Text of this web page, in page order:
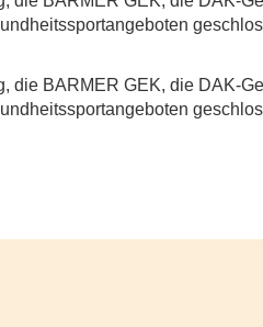
die BARMER GEK, die DAK-